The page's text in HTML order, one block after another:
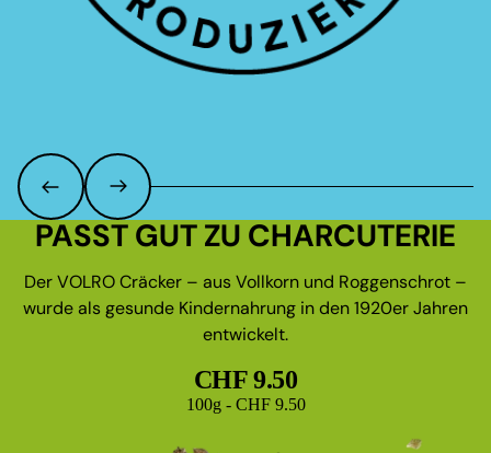
PASST GUT ZU CHARCUTERIE
Der VOLRO Cräcker – aus Vollkorn und Roggenschrot –
wurde als gesunde Kindernahrung in den 1920er Jahren
entwickelt.
CHF 9.50
Grundpreis
100g - CHF 9.50